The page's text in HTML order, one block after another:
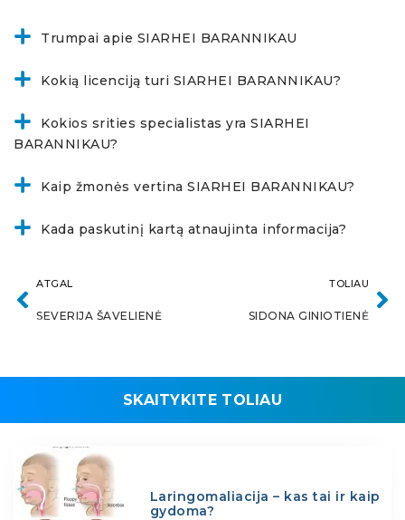
Trumpai apie SIARHEI BARANNIKAU
Kokią licenciją turi SIARHEI BARANNIKAU?
Kokios srities specialistas yra SIARHEI
BARANNIKAU?
Kaip žmonės vertina SIARHEI BARANNIKAU?
Kada paskutinį kartą atnaujinta informacija?
ATGAL
SEVERIJA ŠAVELIENĖ
TOLIAU
SIDONA GINIOTIENĖ
SKAITYKITE TOLIAU
Laringomaliacija – kas tai ir kaip
gydoma?